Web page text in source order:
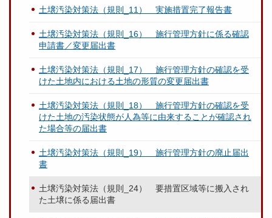
土壌汚染対策法（規則_11） 実施措置完了報告書
土壌汚染対策法（規則_16） 施行管理方針に係る確認
申請書／変更届出書
土壌汚染対策法（規則_17） 施行管理方針の確認を受
けた土地内における土地の形質の変更届出書
土壌汚染対策法（規則_18） 施行管理方針の確認を受
けた土地の汚染状態が人為等に由来することが確認され
た場合等の届出書
土壌汚染対策法（規則_19） 施行管理方針の廃止届出
書
土壌汚染対策法（規則_24） 要措置区域等に搬入され
た土壌に係る届出書